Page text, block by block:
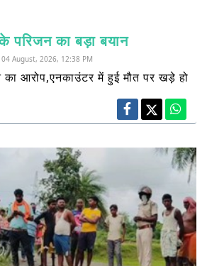
परिजन का बड़ा बयान
04 August, 2026, 12:38 PM
आरोप,एनकाउंटर में हुई मौत पर खड़े हो